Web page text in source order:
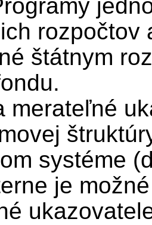
rozpočtov
štátnym
merateľné
systéme
je